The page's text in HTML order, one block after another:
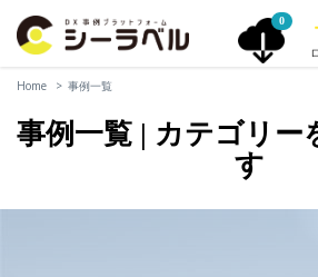
0
Home 事例一覧
事例一覧 | カテゴリー
す